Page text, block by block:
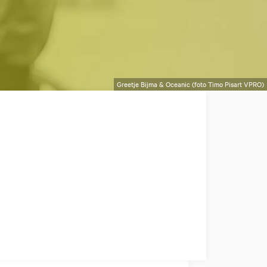
Greetje Bijma & Oceanic (foto Timo Pisart VPRO)